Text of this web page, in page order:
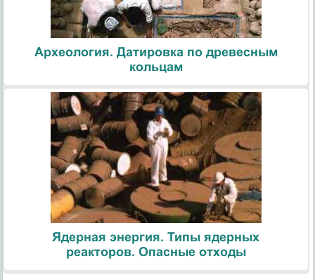
Археология. Датировка по древесным
кольцам
Ядерная энергия. Типы ядерных
реакторов. Опасные отходы